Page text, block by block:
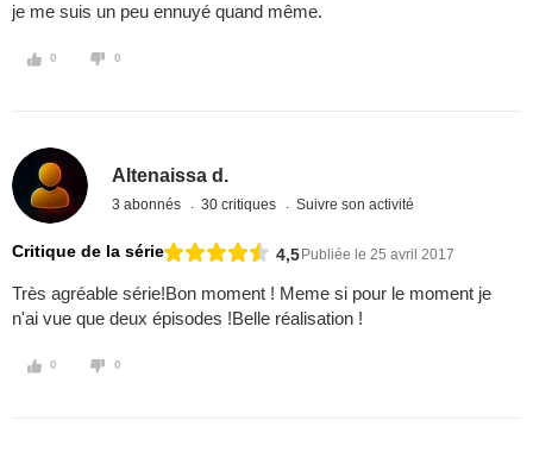
je me suis un peu ennuyé quand même.
0 0
Altenaissa d.
3 abonnés 30 critiques Suivre son activité
Critique de la série 4,5Publiée le 25 avril 2017
Très agréable série!Bon moment ! Meme si pour le moment je
n'ai vue que deux épisodes !Belle réalisation !
0 0